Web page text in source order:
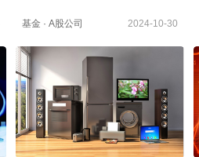
基金 · A股公司 2024-10-30